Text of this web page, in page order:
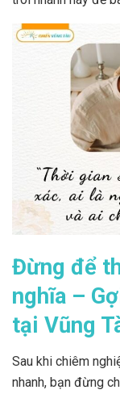
Đừng để
nghĩa –
tại Vũng
Sau khi chiêm
nhanh, bạn đừng